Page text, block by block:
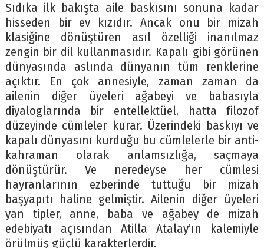
Sıdıka ilk bakışta aile baskısını sonuna kadar
hisseden bir ev kızıdır. Ancak onu bir mizah
klasiğine dönüştüren asıl özelliği inanılmaz
zengin bir dil kullanmasıdır. Kapalı gibi görünen
dünyasında aslında dünyanın tüm renklerine
açıktır. En çok annesiyle, zaman zaman da
ailenin diğer üyeleri ağabeyi ve babasıyla
diyaloglarında bir entellektüel, hatta filozof
düzeyinde cümleler kurar. Üzerindeki baskıyı ve
kapalı dünyasını kurduğu bu cümlelerle bir anti-
kahraman olarak anlamsızlığa, saçmaya
dönüştürür. Ve neredeyse her cümlesi
hayranlarının ezberinde tuttuğu bir mizah
başyapıtı haline gelmiştir. Ailenin diğer üyeleri
yan tipler, anne, baba ve ağabey de mizah
edebiyatı açısından Atilla Atalay’ın kalemiyle
örülmüş güçlü karakterlerdir.